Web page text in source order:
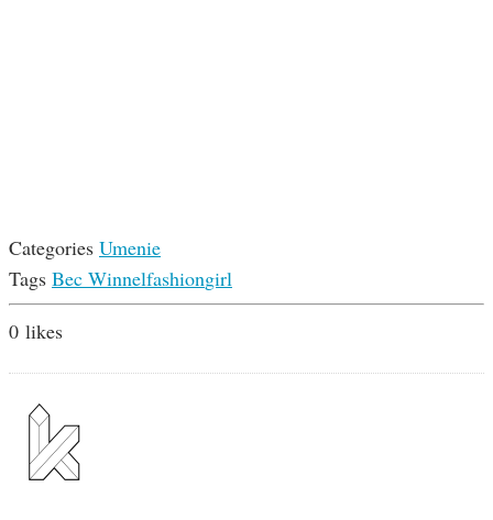
Categories Umenie
Tags Bec Winnelfashiongirl
0 likes